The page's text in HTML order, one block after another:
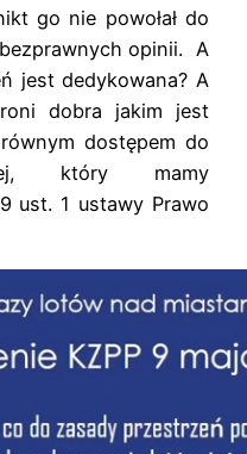
go nie powołał do
opinii. A
jest dedykowana? A
dobra jakim jest
dostępem do
który mamy
ust. 1 ustawy Prawo